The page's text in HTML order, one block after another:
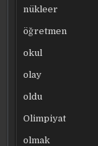
nükleer
öğretmen
okul
olay
oldu
Olimpiyat
olmak